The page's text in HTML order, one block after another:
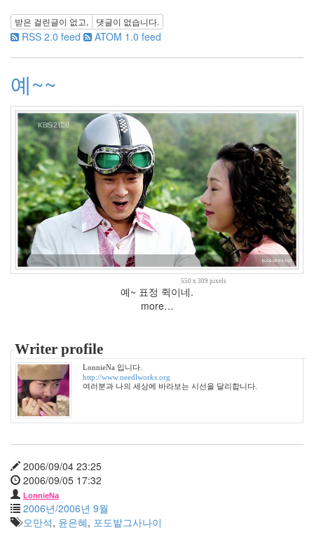
받은 걸린글이 없고, 댓글이 없습니다.
RSS 2.0 feed ATOM 1.0 feed
예~~
550 x 309 pixels
예~ 표정 쥑이네.
more…
Writer profile
LonnieNa 입니다.
http://www.needlworks.org
여러분과 나의 세상에 바라보는 시선을 달리합니다.
2006/09/04 23:25
2006/09/05 17:32
LonnieNa
2006년/2006년 9월
오만석, 윤은혜, 포도밭그사나이
10
Web
Apple
1
Tatter
Tip
10
Life/Food
3
etc
2
web
clips
1
포
토
앨
범
풍
경
13
우
리
네
습
쫄
랑
이
똥
글